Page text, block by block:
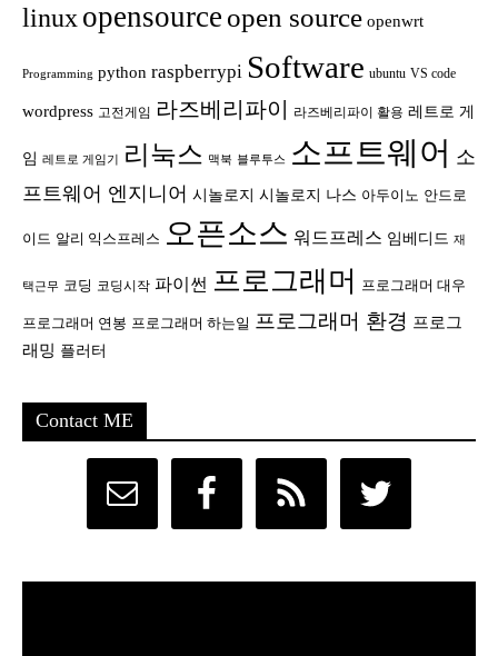
linux opensource open source openwrt
Programming python raspberrypi Software ubuntu VS code
wordpress 고전게임 라즈베리파이 라즈베리파이 활용 레트로 게
임 레트로 게임기 리눅스 맥북 블루투스 소프트웨어 소
프트웨어 엔지니어 시놀로지 시놀로지 나스 아두이노 안드로
이드 알리 익스프레스 오픈소스 워드프레스 임베디드 재
택근무 코딩 코딩시작 파이썬 프로그래머 프로그래머 대우
프로그래머 연봉 프로그래머 하는일 프로그래머 환경 프로그
래밍 플러터
Contact ME